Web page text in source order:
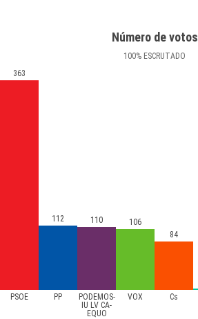
Número de votos
100% ESCRUTADO
PSOE PP
PODEMOS-
IU LV CA-
EQUO
VOX Cs
363
112 110
106
84